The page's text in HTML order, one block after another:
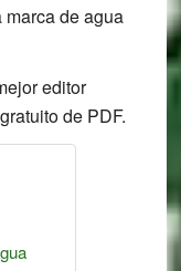
marca de agua
editor
de PDF.